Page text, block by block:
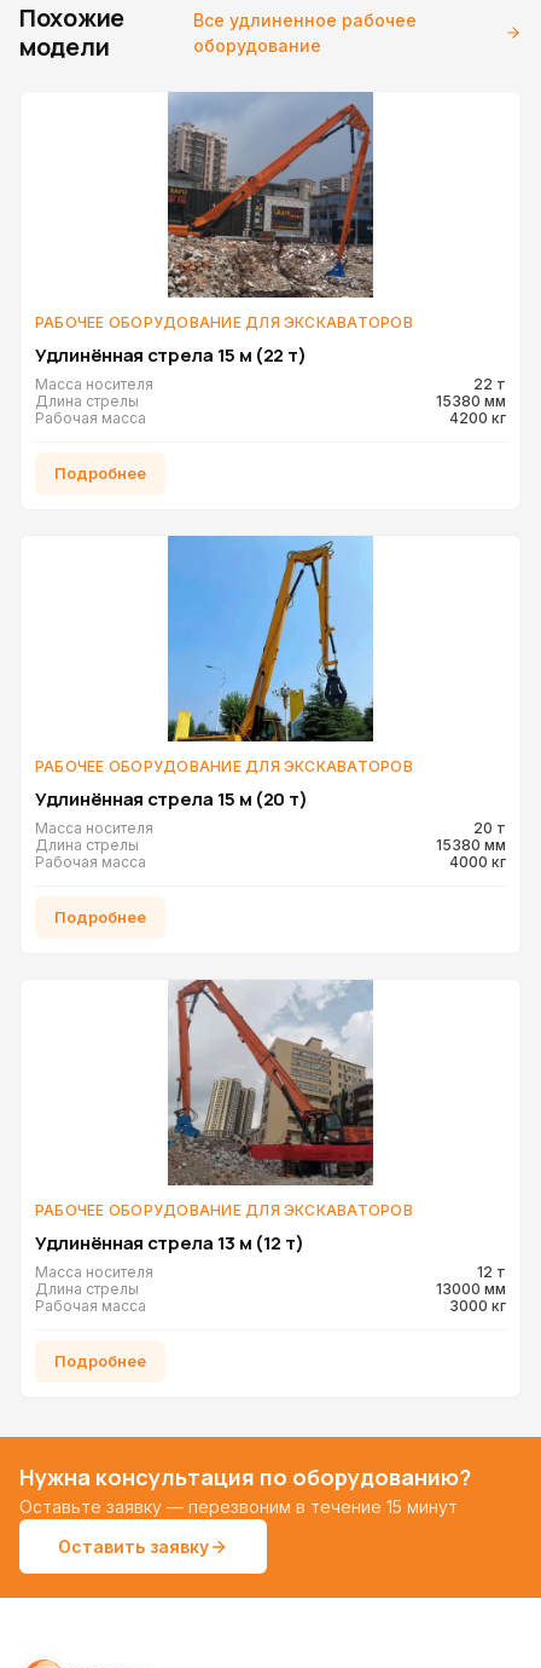
Похожие
модели
Все удлиненное рабочее
оборудование
РАБОЧЕЕ ОБОРУДОВАНИЕ ДЛЯ ЭКСКАВАТОРОВ
Удлинённая стрела 15 м (22 т)
Масса носителя
22 т
Длина стрелы
15380 мм
Рабочая масса
4200 кг
Подробнее
РАБОЧЕЕ ОБОРУДОВАНИЕ ДЛЯ ЭКСКАВАТОРОВ
Удлинённая стрела 15 м (20 т)
Масса носителя
20 т
Длина стрелы
15380 мм
Рабочая масса
4000 кг
Подробнее
РАБОЧЕЕ ОБОРУДОВАНИЕ ДЛЯ ЭКСКАВАТОРОВ
Удлинённая стрела 13 м (12 т)
Масса носителя
12 т
Длина стрелы
13000 мм
Рабочая масса
3000 кг
Подробнее
Нужна консультация по оборудованию?
Оставьте заявку — перезвоним в течение 15 минут
Оставить заявку